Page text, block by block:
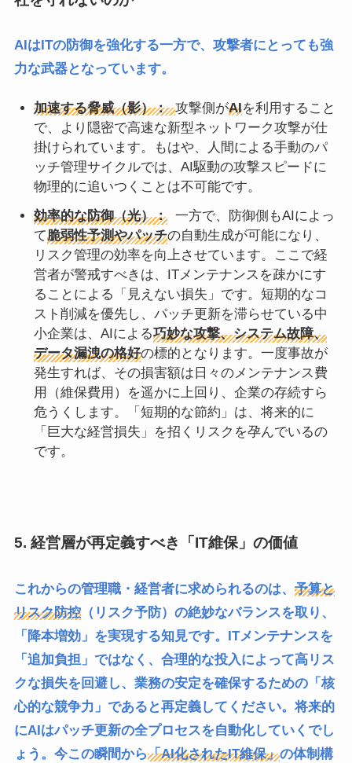
AIはITの防御を強化する一方で、攻撃者にとっても強
力な武器となっています。
加速する脅威（影）： 攻撃側がAIを利用すること
で、より隠密で高速な新型ネットワーク攻撃が仕
掛けられています。もはや、人間による手動のパ
ッチ管理サイクルでは、AI駆動の攻撃スピードに
物理的に追いつくことは不可能です。
効率的な防御（光）： 一方で、防御側もAIによっ
て脆弱性予測やパッチの自動生成が可能になり、
リスク管理の効率を向上させています。ここで経
営者が警戒すべきは、ITメンテナンスを疎かにす
ることによる「見えない損失」です。短期的なコ
スト削減を優先し、パッチ更新を滞らせている中
小企業は、AIによる巧妙な攻撃、システム故障、
データ漏洩の格好の標的となります。一度事故が
発生すれば、その損害額は日々のメンテナンス費
用（維保費用）を遥かに上回り、企業の存続すら
危うくします。「短期的な節約」は、将来的に
「巨大な経営損失」を招くリスクを孕んでいるの
です。
5. 経営層が再定義すべき「IT維保」の価値
これからの管理職・経営者に求められるのは、 予算と
リスク防控（リスク予防）の絶妙なバランスを取り、
「降本増効」を実現する知見です。ITメンテナンスを
「追加負担」ではなく、合理的な投入によって高リス
クな損失を回避し、業務の安定を確保するための「核
心的な競争力」であると再定義してください。将来的
にAIはパッチ更新の全プロセスを自動化していくでし
ょう。今この瞬間から「AI化されたIT維保」の体制構